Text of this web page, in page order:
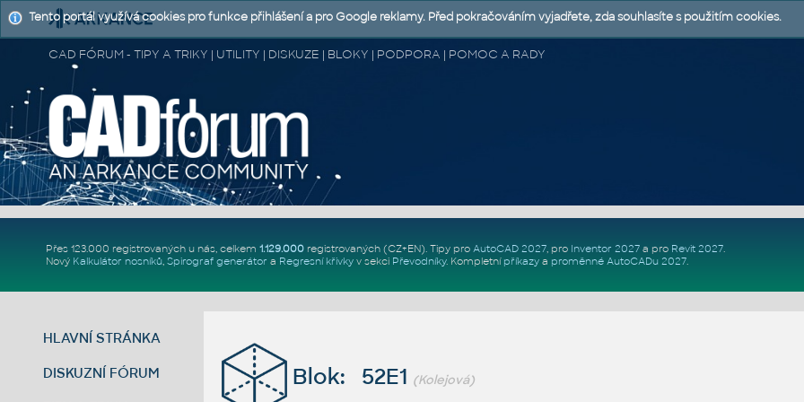
CAD FÓRUM - TIPY A TRIKY | UTILITY | DISKUZE | BLOKY | PODPORA | POMOC A RADY
Přes 123.000 registrovaných u nás, celkem 1.129.000registrovaných (CZ+EN). Tipy pro AutoCAD 2027, pro Inventor 2027a pro Revit 2027.
Nový Kalkulátor nosníků, Spirograf generátor a Regresní křivkyv sekci Převodníky. Kompletní příkazya proměnné AutoCADu 2027.
HLAVNÍ STRÁNKA
DISKUZNÍ FÓRUM Blok: 52E1 (Kolejová)
Tento portál využívá cookies pro funkce přihlášení a pro Google reklamy. Před pokračováním vyjadřete, zda souhlasíte s použitím cookies.